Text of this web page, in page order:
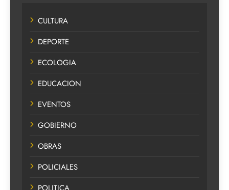
CULTURA
DEPORTE
ECOLOGIA
EDUCACION
EVENTOS
GOBIERNO
OBRAS
POLICIALES